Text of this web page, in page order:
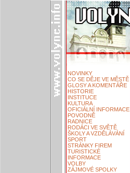
NOVINKY
CO SE DĚJE VE MĚSTĚ
GLOSY A KOMENTÁŘE
HISTORIE
INSTITUCE
KULTURA
OFICIÁLNÍ INFORMACE
POVODNĚ
RADNICE
RODÁCI VE SVĚTĚ
ŠKOLY A VZDĚLÁVÁNÍ
SPORT
STRÁNKY FIREM
TURISTICKÉ
INFORMACE
VOLBY
ZÁJMOVÉ SPOLKY